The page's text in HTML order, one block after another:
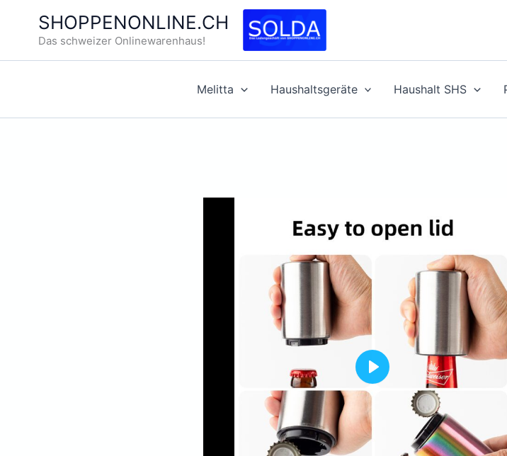
springen
SHOPPENONLINE.CH
Das schweizer Onlinewarenhaus!
Melitta Haushaltsgeräte Haushalt SHS
Play